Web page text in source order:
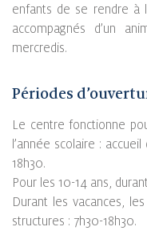
enfants de se rendre à
accompagnés d’un
mercredis.
Périodes
Le centre fonctionne
l’année scolaire :
18h30.
Pour les 10-14 ans,
Durant les vacances,
structures : 7h30-18h30.